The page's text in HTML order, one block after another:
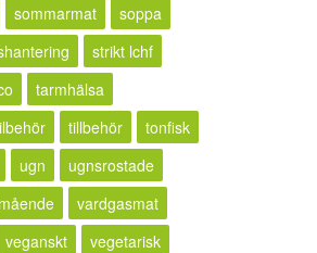
sommarmat
soppa
strikt lchf
tarmhälsa
tillbehör
tonfisk
ugn
ugnsrostade
vardgasmat
veganskt
vegetarisk